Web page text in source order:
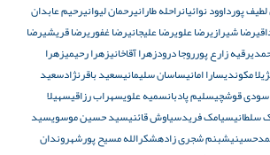
پورداوود نوائیانراحله طارانیرحمان لیوانیرحیم عابدان
رضا شیرازیرضا علویرضا علیجانیرضا غفوریرضا قریشیرضا
رقیه زارع پورروجا درودزهرا آقاخانیزهرا رحیمیزهرا
ژیلا مکوندیسارا امانیساسان سلیمانیسعید باقرنژادسعید
قوشچیسلیم پادبانسمیه علویسهراب رزاقیسهیلا
سلطانیسیامک فریدسیاوش قائنیسید حسین موسویسید
شبنم شجری زادهشکرالله مسیح پورشهروندان